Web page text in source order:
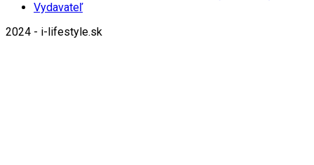
Vydavateľ
2024 - i-lifestyle.sk